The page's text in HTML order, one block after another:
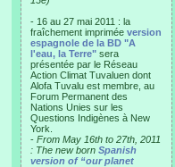
- 16 au 27 mai 2011 : la
fraîchement imprimée version
espagnole de la BD "A
l'eau, la Terre" sera
présentée par le Réseau
Action Climat Tuvaluen dont
Alofa Tuvalu est membre, au
Forum Permanent des
Nations Unies sur les
Questions Indigènes à New
York.
- From May 16th to 27th, 2011
: The new born Spanish
version of “our planet